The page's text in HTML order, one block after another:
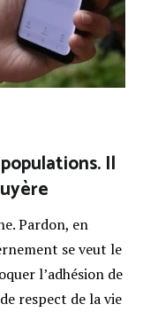
Il
Pardon, en
se veut le
l’adhésion de
respect de la vie